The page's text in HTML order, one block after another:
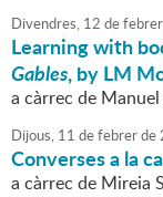
Divendres, 12 defebrer
Learning with
Gables, by LM
a càrrec de
Dijous, 11 defebrerde
Converses a la
a càrrec de Mireia